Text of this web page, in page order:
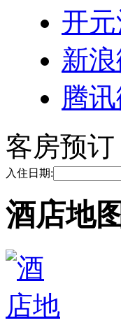
开
新
腾
客房预订
入住日期:
酒店地图